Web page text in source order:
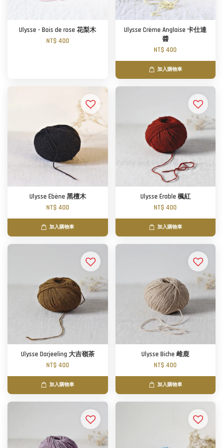
Ulysse - Bois de rose 花梨木
NT$ 400
Ulysse Crème Anglaise 卡仕達
醬
NT$ 400
加入購物車
Ulysse Ébène 黑檀木
NT$ 400
加入購物車
Ulysse Érable 楓紅
NT$ 400
加入購物車
Ulysse Darjeeling 大吉嶺茶
NT$ 400
加入購物車
Ulysse Biche 雌鹿
NT$ 400
加入購物車